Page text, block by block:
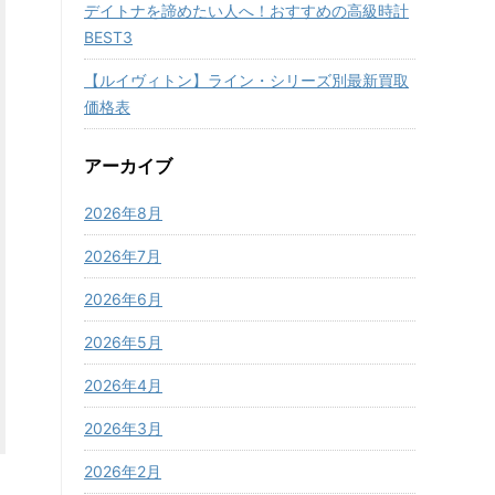
デイトナを諦めたい人へ！おすすめの高級時計
BEST3
【ルイヴィトン】ライン・シリーズ別最新買取
価格表
アーカイブ
2026年8月
2026年7月
2026年6月
2026年5月
2026年4月
2026年3月
2026年2月